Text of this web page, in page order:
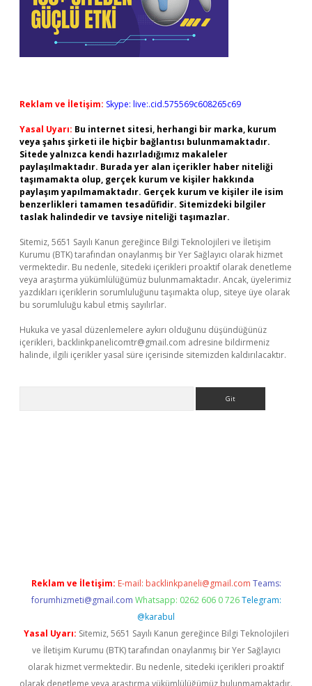
Reklam ve İletişim: Skype: live:.cid.575569c608265c69
Yasal Uyarı: Bu internet sitesi, herhangi bir marka, kurum
veya şahıs şirketi ile hiçbir bağlantısı bulunmamaktadır.
Sitede yalnızca kendi hazırladığımız makaleler
paylaşılmaktadır. Burada yer alan içerikler haber niteliği
taşımamakta olup, gerçek kurum ve kişiler hakkında
paylaşım yapılmamaktadır. Gerçek kurum ve kişiler ile isim
benzerlikleri tamamen tesadüfidir. Sitemizdeki bilgiler
taslak halindedir ve tavsiye niteliği taşımazlar.
Sitemiz, 5651 Sayılı Kanun gereğince Bilgi Teknolojileri ve İletişim
Kurumu (BTK) tarafından onaylanmış bir Yer Sağlayıcı olarak hizmet
vermektedir. Bu nedenle, sitedeki içerikleri proaktif olarak denetleme
veya araştırma yükümlülüğümüz bulunmamaktadır. Ancak, üyelerimiz
yazdıkları içeriklerin sorumluluğunu taşımakta olup, siteye üye olarak
bu sorumluluğu kabul etmiş sayılırlar.
Hukuka ve yasal düzenlemelere aykırı olduğunu düşündüğünüz
içerikleri, backlinkpanelicomtr@gmail.com adresine bildirmeniz
halinde, ilgili içerikler yasal süre içerisinde sitemizden kaldırılacaktır.
Reklam ve İletişim: E-mail: backlinkpaneli@gmail.com Teams:
forumhizmeti@gmail.com Whatsapp: 0262 606 0 726 Telegram:
@karabul
Yasal Uyarı: Sitemiz, 5651 Sayılı Kanun gereğince Bilgi Teknolojileri
ve İletişim Kurumu (BTK) tarafından onaylanmış bir Yer Sağlayıcı
olarak hizmet vermektedir. Bu nedenle, sitedeki içerikleri proaktif
olarak denetleme veya araştırma yükümlülüğümüz bulunmamaktadır.